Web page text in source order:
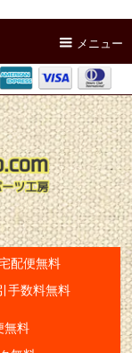
メニュー
配便無料
手数料無料
無料